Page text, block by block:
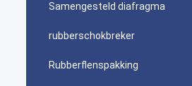
Samengesteld diafragma
rubberschokbreker
Rubberflenspakking